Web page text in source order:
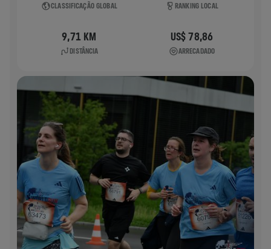
CLASSIFICAÇÃO GLOBAL RANKING LOCAL
9,71 KM
DISTÂNCIA
US$ 78,86
ARRECADADO